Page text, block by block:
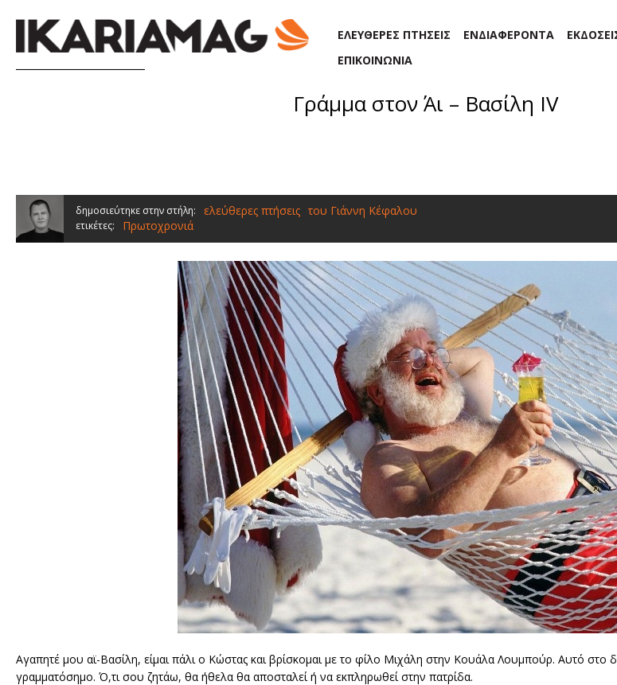
ΕΛΕΥΘΕΡΕΣ ΠΤΗΣΕΙΣ ΕΝΔΙΑΦΕΡΟΝΤΑ
ΕΠΙΚΟΙΝΩΝΙΑ
Γράμμα στον Άι – Βασίλη IV
δημοσιεύτηκε στην στήλη: ελεύθερες πτήσεις του Γιάννη Κέφαλου
ετικέτες: Πρωτοχρονιά
Αγαπητέ μου αϊ-Βασίλη, είμαι πάλι ο Κώστας και βρίσκομαι με το φίλο Μιχάλη στην Κουάλα Λουμπούρ. Αυτό στο
γραμματόσημο. Ό,τι σου ζητάω, θα ήθελα θα αποσταλεί ή να εκπληρωθεί στην πατρίδα.